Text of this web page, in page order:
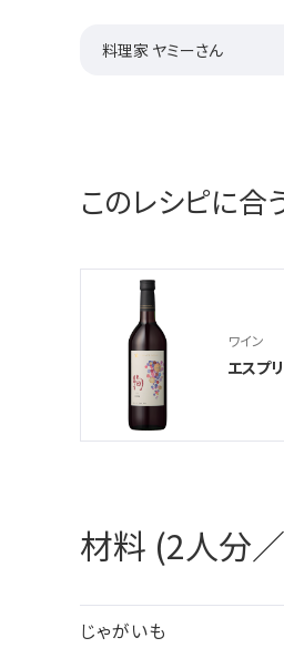
料理家 ヤミーさん
このレシピに合
ワイン
エスプ
材料 (2人分
じゃがいも